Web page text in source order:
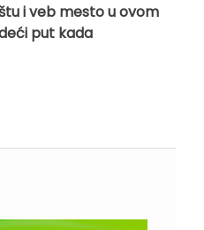
i veb mesto u ovom
put kada